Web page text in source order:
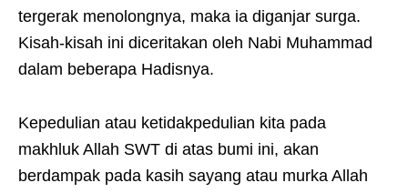
tergerak menolongnya, maka ia diganjar surga.
Kisah-kisah ini diceritakan oleh Nabi Muhammad
dalam beberapa Hadisnya.
Kepedulian atau ketidakpedulian kita pada
makhluk Allah SWT di atas bumi ini, akan
berdampak pada kasih sayang atau murka Allah